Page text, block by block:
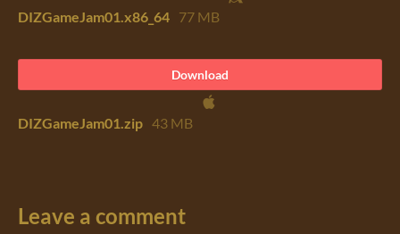
DIZGameJam01.x86_64 77 MB
Download
DIZGameJam01.zip 43 MB
Leave a comment